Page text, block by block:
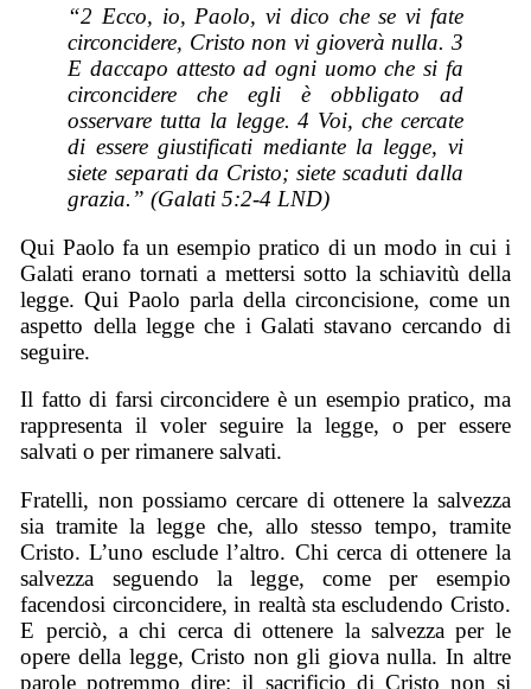
“2 Ecco, io, Paolo, vi dico che se vi fate
circoncidere, Cristo non vi gioverà nulla. 3
E daccapo attesto ad ogni uomo che si fa
circoncidere che egli è obbligato ad
osservare tutta la legge. 4 Voi, che cercate
di essere giustificati mediante la legge, vi
siete separati da Cristo; siete scaduti dalla
grazia.” (Galati 5:2-4 LND)
Qui Paolo fa un esempio pratico di un modo in cui i
Galati erano tornati a mettersi sotto la schiavitù della
legge. Qui Paolo parla della circoncisione, come un
aspetto della legge che i Galati stavano cercando di
seguire.
Il fatto di farsi circoncidere è un esempio pratico, ma
rappresenta il voler seguire la legge, o per essere
salvati o per rimanere salvati.
Fratelli, non possiamo cercare di ottenere la salvezza
sia tramite la legge che, allo stesso tempo, tramite
Cristo. L’uno esclude l’altro. Chi cerca di ottenere la
salvezza seguendo la legge, come per esempio
facendosi circoncidere, in realtà sta escludendo Cristo.
E perciò, a chi cerca di ottenere la salvezza per le
opere della legge, Cristo non gli giova nulla. In altre
parole potremmo dire: il sacrificio di Cristo non si